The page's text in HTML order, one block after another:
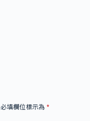
必填欄位標示為 *